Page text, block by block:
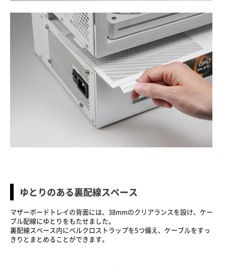
ゆとりのある裏配線スペース
マザーボードトレイの背面には、38mmのクリアランスを設け、ケー
ブル配線にゆとりをもたせました。
裏配線スペース内にベルクロストラップを5つ備え、ケーブルをすっ
きりとまとめることができます。